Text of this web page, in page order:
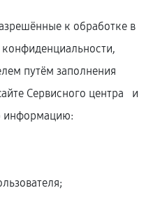
к обработке в
путём заполнения
Сервисного центра и
информацию: